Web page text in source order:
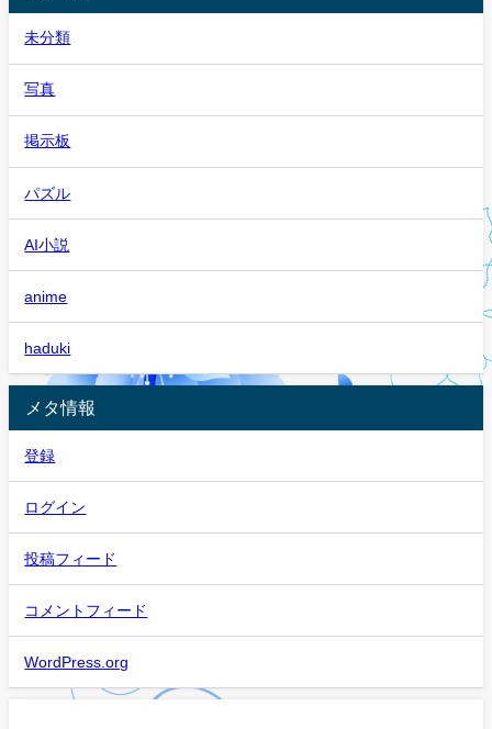
未分類
写真
掲示板
パズル
AI小説
anime
haduki
メタ情報
登録
ログイン
投稿フィード
コメントフィード
WordPress.org